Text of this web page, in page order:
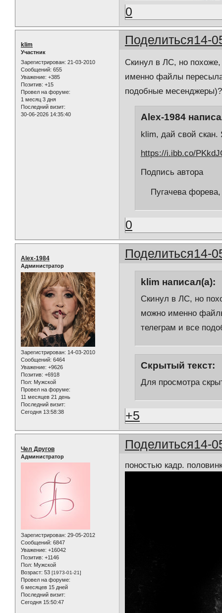
0
Поделиться14-
klim
Участник
Зарегистрирован: 21-03-2010
Сообщений: 655
Уважение: +385
Позитив: +15
Провел на форуме:
1 месяц 3 дня
Последний визит:
30-06-2026 14:35:40
Скинул в ЛС, но
именно файлы
подобные месенджеры)?
Alex-1984
klim, дай свой
https://i.ibb.co/
Подпись автора
Пугачева
0
Поделиться14-
Alex-1984
Администратор
Зарегистрирован: 14-03-2010
Сообщений: 6464
Уважение: +9626
Позитив: +6918
Пол: Мужской
Провел на форуме:
11 месяцев 21 день
Последний визит:
Сегодня 13:58:38
klim написал(а):
Скинул в ЛС, но
можно именно
телеграм и все
Скрытый текст:
Для просмотра
+5
Поделиться14-
Чел Другов
Администратор
Зарегистрирован: 29-05-2012
Сообщений: 6847
Уважение: +16042
Позитив: +1146
Пол: Мужской
Возраст: 53 [1973-01-21]
Провел на форуме:
6 месяцев 15 дней
Последний визит:
Сегодня 15:50:47
поностью кадр.